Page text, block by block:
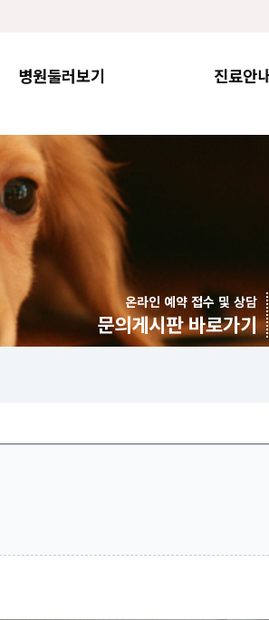
병원둘러보기 진료안
온라인 예약 접수 및 상담
문의게시판 바로가기